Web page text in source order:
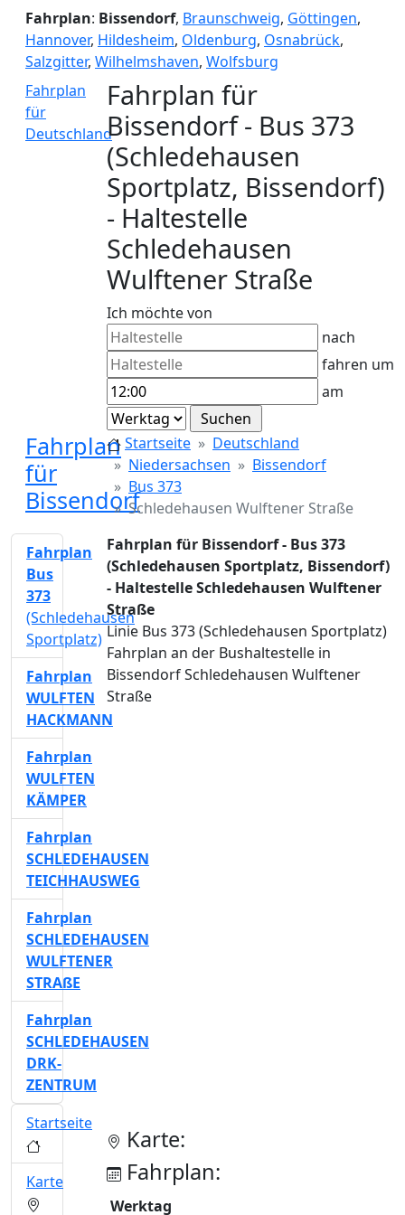
Fahrplan: Bissendorf, Braunschweig, Göttingen,
Hannover, Hildesheim, Oldenburg, Osnabrück,
Salzgitter, Wilhelmshaven, Wolfsburg
Fahrplan
für
Deutschland
Fahrplan für
Bissendorf - Bus 373
(Schledehausen
Sportplatz, Bissendorf)
- Haltestelle
Schledehausen
Wulftener Straße
Ich möchte von
nach
fahren um
am
Fahrplan
für
Bissendorf
Startseite
Deutschland
Niedersachsen
Bissendorf
Bus 373
Schledehausen Wulftener Straße
Fahrplan für Bissendorf - Bus 373
(Schledehausen Sportplatz, Bissendorf)
- Haltestelle Schledehausen Wulftener
Straße
Linie Bus 373 (Schledehausen Sportplatz)
Fahrplan an der Bushaltestelle in
Bissendorf Schledehausen Wulftener
Straße
Karte:
Fahrplan:
Werktag
Fahrplan
Bus
373
(Schledehausen
Sportplatz)
Fahrplan
WULFTEN
HACKMANN
Fahrplan
WULFTEN
KÄMPER
Fahrplan
SCHLEDEHAUSEN
TEICHHAUSWEG
Fahrplan
SCHLEDEHAUSEN
WULFTENER
STRAßE
Fahrplan
SCHLEDEHAUSEN
DRK-
ZENTRUM
Startseite
Karte